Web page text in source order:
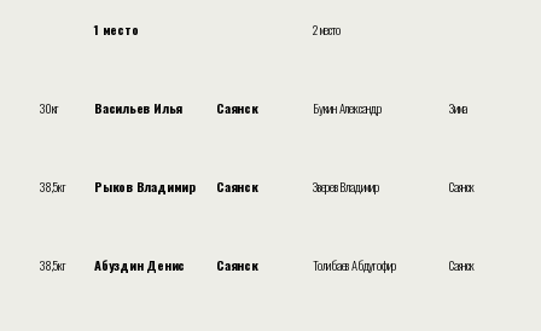
1 место 2 место
30кг Васильев Илья Саянск Букин Александр Зима
38,5кг Рыков Владимир Саянск Зверев Владимир Саянск
38,5кг Абуздин Денис Саянск Толибаев Абдугофир Саянск